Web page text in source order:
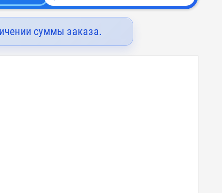
суммы заказа.